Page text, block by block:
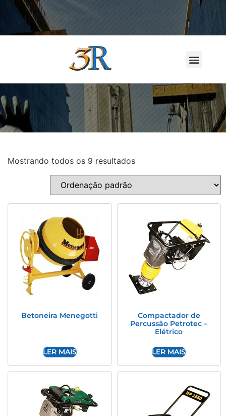
Mostrando todos os 9 resultados
Betoneira Menegotti
LER MAIS
Compactador de
Percussão Petrotec –
Elétrico
LER MAIS